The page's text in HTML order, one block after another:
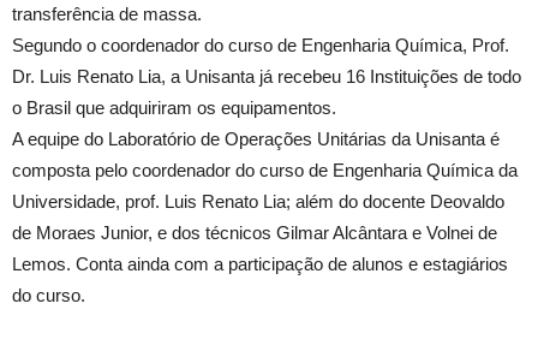
transferência de massa.
Segundo o coordenador do curso de Engenharia Química, Prof.
Dr. Luis Renato Lia, a Unisanta já recebeu 16 Instituições de todo
o Brasil que adquiriram os equipamentos.
A equipe do Laboratório de Operações Unitárias da Unisanta é
composta pelo coordenador do curso de Engenharia Química da
Universidade, prof. Luis Renato Lia; além do docente Deovaldo
de Moraes Junior, e dos técnicos Gilmar Alcântara e Volnei de
Lemos. Conta ainda com a participação de alunos e estagiários
do curso.